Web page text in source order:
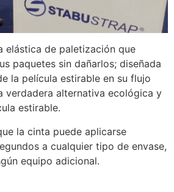
elástica de paletización que
paquetes sin dañarlos; diseñada
la película estirable en su flujo
verdadera alternativa ecológica y
estirable.
la cinta puede aplicarse
a cualquier tipo de envase,
equipo adicional.